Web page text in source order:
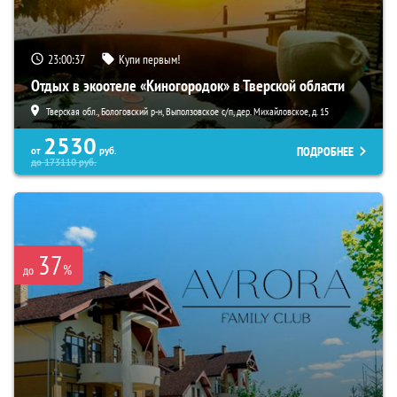
23:00:35 Купи первым!
Отдых в экоотеле «Киногородок» в Тверской области
Тверская обл., Бологовский р-н, Выползовское с/п, дер. Михайловское, д. 15
от 2530 руб.
до173110руб.
ПОДРОБНЕЕ
до 37%